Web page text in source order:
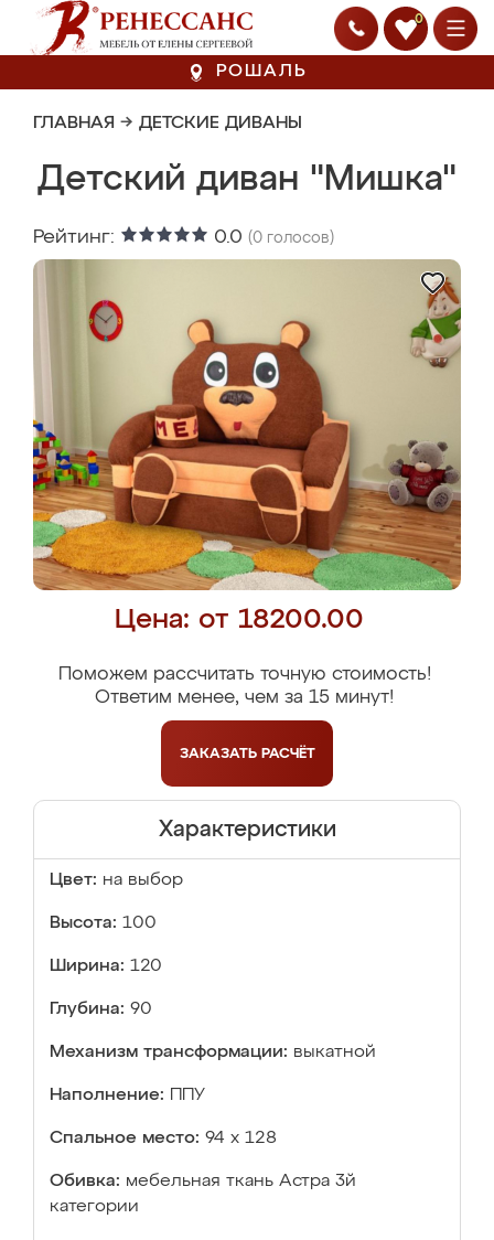
0
РОШАЛЬ
ГЛАВНАЯ → ДЕТСКИЕ ДИВАНЫ
Детский диван "Мишка"
Рейтинг: 0.0 (0 голосов)
Цена: от 18200.00
Поможем рассчитать точную стоимость!
Ответим менее, чем за 15 минут!
ЗАКАЗАТЬ РАСЧЁТ
Характеристики
Цвет: на выбор
Высота: 100
Ширина: 120
Глубина: 90
Механизм трансформации: выкатной
Наполнение: ППУ
Спальное место: 94 х 128
Обивка: мебельная ткань Астра 3й
категории